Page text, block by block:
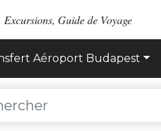
Excursions, Guide de Voyage
Aéroport Budapest